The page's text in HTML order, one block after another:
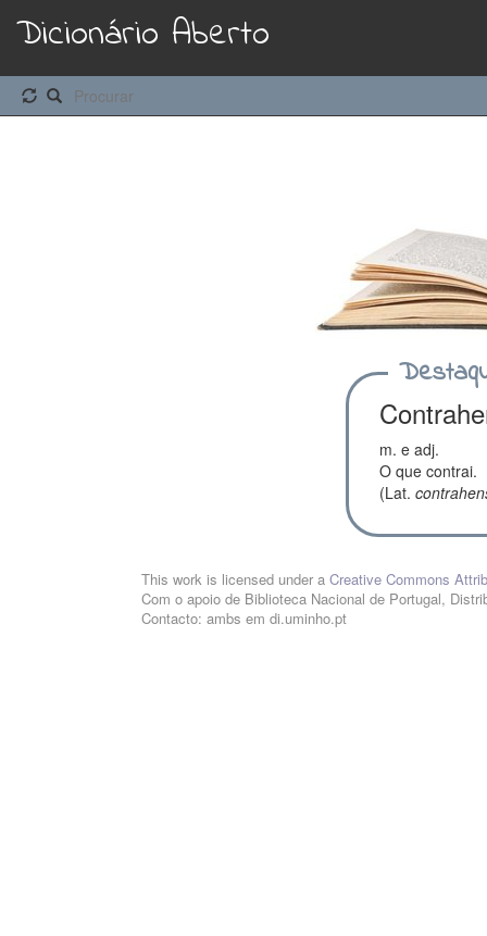
Dicionário Aberto
m. e adj.
O que contrai.
(Lat.
This work is licensed under a Creative Commons
Com o apoio de Biblioteca Nacional de Portugal,
Contacto: ambs em di.uminho.pt